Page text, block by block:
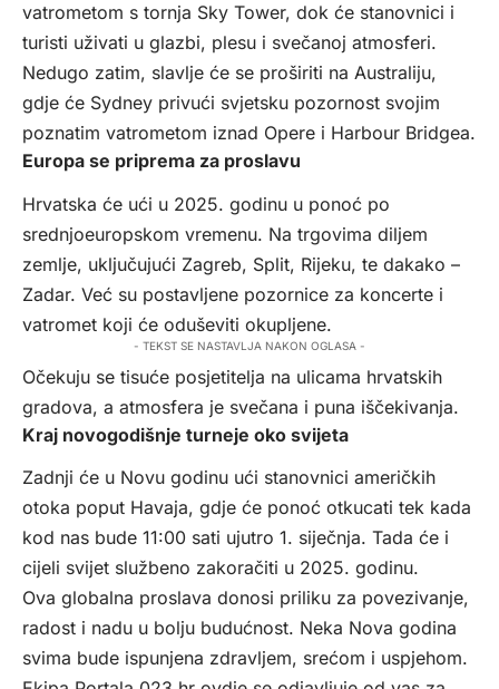
vatrometom s tornja Sky Tower, dok će stanovnici i
turisti uživati u glazbi, plesu i svečanoj atmosferi.
Nedugo zatim, slavlje će se proširiti na Australiju,
gdje će Sydney privući svjetsku pozornost svojim
poznatim vatrometom iznad Opere i Harbour Bridgea.
Europa se priprema za proslavu
Hrvatska će ući u 2025. godinu u ponoć po
srednjoeuropskom vremenu. Na trgovima diljem
zemlje, uključujući Zagreb, Split, Rijeku, te dakako –
Zadar. Već su postavljene pozornice za koncerte i
vatromet koji će oduševiti okupljene.
- TEKST SE NASTAVLJA NAKON OGLASA -
Očekuju se tisuće posjetitelja na ulicama hrvatskih
gradova, a atmosfera je svečana i puna iščekivanja.
Kraj novogodišnje turneje oko svijeta
Zadnji će u Novu godinu ući stanovnici američkih
otoka poput Havaja, gdje će ponoć otkucati tek kada
kod nas bude 11:00 sati ujutro 1. siječnja. Tada će i
cijeli svijet službeno zakoračiti u 2025. godinu.
Ova globalna proslava donosi priliku za povezivanje,
radost i nadu u bolju budućnost. Neka Nova godina
svima bude ispunjena zdravljem, srećom i uspjehom.